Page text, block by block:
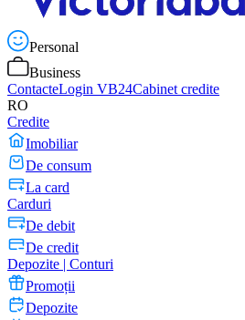
Personal
Business
ContacteLogin VB24Cabinet credite
RO
Credite
Imobiliar
De consum
La card
Carduri
De debit
De credit
Depozite | Conturi
Promoții
Depozite